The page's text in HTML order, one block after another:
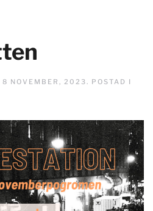
8 NOVEMBER, 2023. POSTAD I